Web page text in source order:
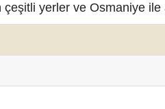
yerler ve Osmaniye ile